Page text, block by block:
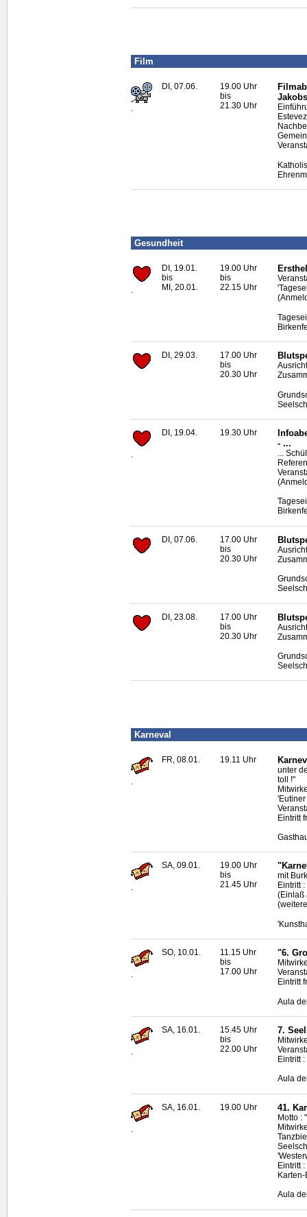
Film
.
DI, 07.06.
19.00 Uhr
bis
21.30 Uhr
Gesundheit
.
DI, 19.01.
bis
MI, 20.01.
19.00 Uhr
bis
22.15 Uhr
DI, 29.03.
17.00 Uhr
bis
20.30 Uhr
.
DI, 19.04. 19.30 Uhr
- ...
...
DI, 07.06.
17.00 Uhr
bis
20.30 Uhr
DI, 23.08.
17.00 Uhr
bis
20.30 Uhr
Karneval
FR, 08.01. 19.11 Uhr
unter
toll !"
Eintritt
.
SA, 09.01.
19.00 Uhr
bis
21.45 Uhr
mit
Eintritt
(Einlaß
.
SO, 10.01.
11.15 Uhr
bis
17.00 Uhr
"6.
Eintritt
Aula
.
SA, 16.01.
15.45 Uhr
bis
22.00 Uhr
7.
Eintritt
Aula
SA, 16.01. 19.00 Uhr 41.
Motto :
Eintritt
Aula